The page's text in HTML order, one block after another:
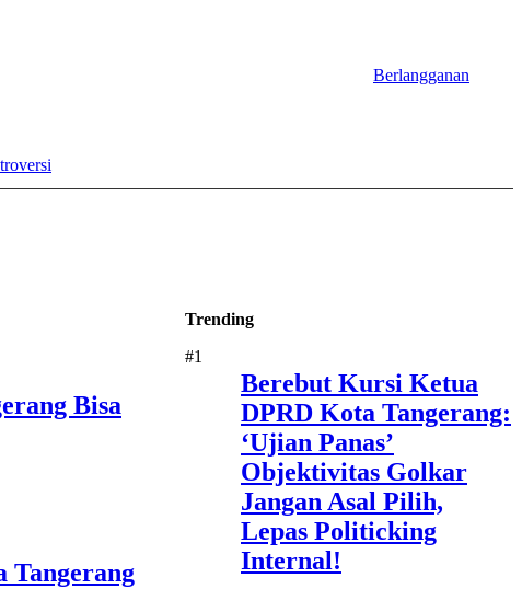
Berlangganan
Bisa
Tangerang
Trending
#1
Berebut Kursi Ketua
DPRD Kota Tangerang:
‘Ujian Panas’
Objektivitas Golkar
Jangan Asal Pilih,
Lepas Politicking
Internal!